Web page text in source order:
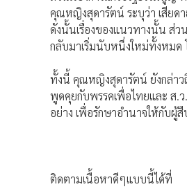
คุณหญิงสุดารัตน์ ระบุว่า เสียดา
ดังนั้นเรื่องของแนวทางนั้น ส่ว
กลับมาเริ่มนับหนึ่งใหม่ทั้งหมด
ทั้งนี้ คุณหญิงสุดารัตน์ ยังกล่า
พูดคุยกับพรรคเพื่อไทยและ ส.
อย่าง เพื่อรักษาอำนาจให้กับผู้
ติดตามเนื้อหาดีๆแบบนี้ได้ที่